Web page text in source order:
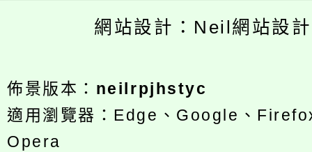
網站設計：Neil網站設
佈景版本： neilrpjhstyc
適用瀏覽器：Edge、Google、
Opera